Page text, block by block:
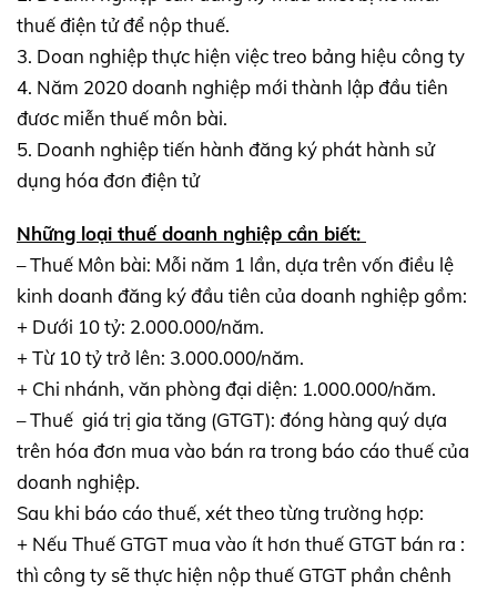
thuế điện tử để nộp thuế.
3. Doan nghiệp thực hiện việc treo bảng hiệu công ty
4. Năm 2020 doanh nghiệp mới thành lập đầu tiên
đươc miễn thuế môn bài.
5. Doanh nghiệp tiến hành đăng ký phát hành sử
dụng hóa đơn điện tử
Những loại thuế doanh nghiệp cần biết:
– Thuế Môn bài: Mỗi năm 1 lần, dựa trên vốn điều lệ
kinh doanh đăng ký đầu tiên của doanh nghiệp gồm:
+ Dưới 10 tỷ: 2.000.000/năm.
+ Từ 10 tỷ trở lên: 3.000.000/năm.
+ Chi nhánh, văn phòng đại diện: 1.000.000/năm.
– Thuế giá trị gia tăng (GTGT): đóng hàng quý dựa
trên hóa đơn mua vào bán ra trong báo cáo thuế của
doanh nghiệp.
Sau khi báo cáo thuế, xét theo từng trường hợp:
+ Nếu Thuế GTGT mua vào ít hơn thuế GTGT bán ra :
thì công ty sẽ thực hiện nộp thuế GTGT phần chênh